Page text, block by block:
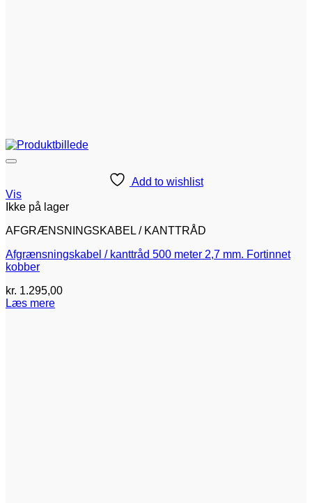
Add to wishlist
Vis
Ikke på lager
AFGRÆNSNINGSKABEL / KANTTRÅD
Afgrænsningskabel / kanttråd 500 meter 2,7 mm. Fortinnet
kobber
kr. 1.295,00
Læs mere